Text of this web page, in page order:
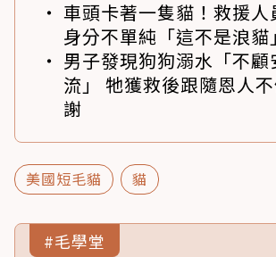
車頭卡著一隻貓！救援人
身分不單純「這不是浪貓」
男子發現狗狗溺水「不
流」 牠獲救後跟隨恩人
謝
美國短毛貓 貓
#毛學堂